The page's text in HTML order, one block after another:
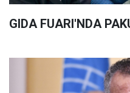
GIDA FUARI'NDA